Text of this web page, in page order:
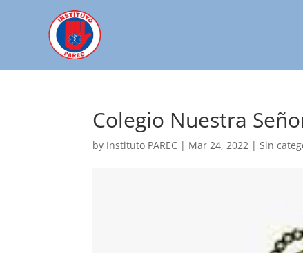
Colegio Nuestra
by Instituto PAREC | Mar 24, 2022 | Sin